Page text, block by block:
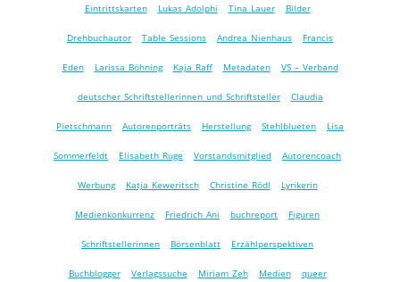
Eintrittskarten Lukas Adolphi Tina Lauer Bilder
Drehbuchautor Table Sessions Andrea Nienhaus Francis
Eden Larissa Böhning Kaja Raff Metadaten VS – Verband
deutscher Schriftstellerinnen und Schriftsteller Claudia
Pietschmann Autorenporträts Herstellung Stehlblueten Lisa
Sommerfeldt Elisabeth Ruge Vorstandsmitglied Autorencoach
Werbung Katja Keweritsch Christine Rödl Lyrikerin
Medienkonkurrenz Friedrich Ani buchreport Figuren
Schriftstellerinnen Börsenblatt Erzählperspektiven
Buchblogger Verlagssuche Miriam Zeh Medien queer